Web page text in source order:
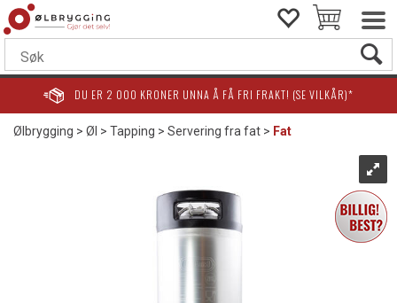
DU ER 2 000 KRONER UNNA Å FÅ FRI FRAKT! (SE VILKÅR)*
Ølbrygging>Øl >Tapping>Servering fra fat> Fat